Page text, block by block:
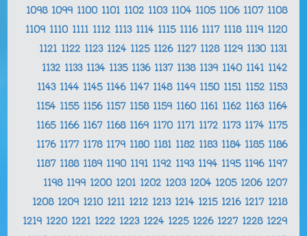
1098 1099 1100 1101 1102 1103 1104 1105 1106 1107 1108
1109 1110 1111 1112 1113 1114 1115 1116 1117 1118 1119 1120
1121 1122 1123 1124 1125 1126 1127 1128 1129 1130 1131
1132 1133 1134 1135 1136 1137 1138 1139 1140 1141 1142
1143 1144 1145 1146 1147 1148 1149 1150 1151 1152 1153
1154 1155 1156 1157 1158 1159 1160 1161 1162 1163 1164
1165 1166 1167 1168 1169 1170 1171 1172 1173 1174 1175
1176 1177 1178 1179 1180 1181 1182 1183 1184 1185 1186
1187 1188 1189 1190 1191 1192 1193 1194 1195 1196 1197
1198 1199 1200 1201 1202 1203 1204 1205 1206 1207
1208 1209 1210 1211 1212 1213 1214 1215 1216 1217 1218
1219 1220 1221 1222 1223 1224 1225 1226 1227 1228 1229